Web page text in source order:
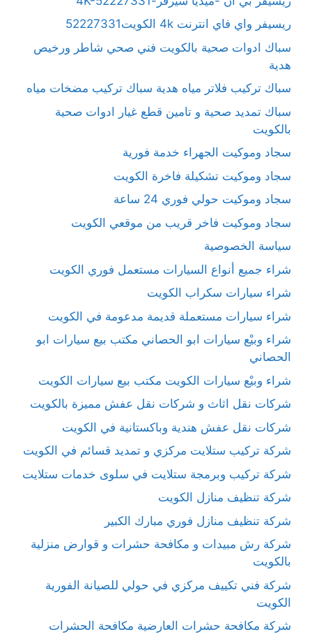
ريسيفر واي فاي انترنت 4k الكويت52227331
سباك ادوات صحية بالكويت فني صحي شاطر ورخيص
هدية
سباك تركيب فلاتر مياه هدية سباك تركيب مضخات مياه
سباك تمديد صحية و تامين قطع غيار ادوات صحية
بالكويت
سجاد وموكيت الجهراء خدمة فورية
سجاد وموكيت تشكيلة فاخرة الكويت
سجاد وموكيت حولي فوري 24 ساعة
سجاد وموكيت فاخر قريب من موقعي الكويت
سياسة الخصوصية
شراء جميع أنواع السيارات مستعمل فوري الكويت
شراء سيارات سكراب الكويت
شراء سيارات مستعملة قديمة مدعومة في الكويت
شراء وبيْع سيارات ابو الحصاني مكتب بيع سيارات ابو
الحصاني
شراء وبيْع سيارات الكويت مكتب بيع سيارات الكويت
شركات نقل اثاث و شركات نقل عفش مميزة بالكويت
شركات نقل عفش هندية وباكستانية في الكويت
شركة تركيب ستلايت مركزي و تمديد قسائم في الكويت
شركة تركيب وبرمجة ستلايت في سلوى خدمات ستلايت
شركة تنظيف منازل الكويت
شركة تنظيف منازل فوري مبارك الكبير
شركة رش مبيدات و مكافحة حشرات و قوارض منزلية
بالكويت
شركة فني تكييف مركزي في حولي للصيانة الفورية
الكويت
شركة مكافحة حشرات العارضية مكافحة الحشرات